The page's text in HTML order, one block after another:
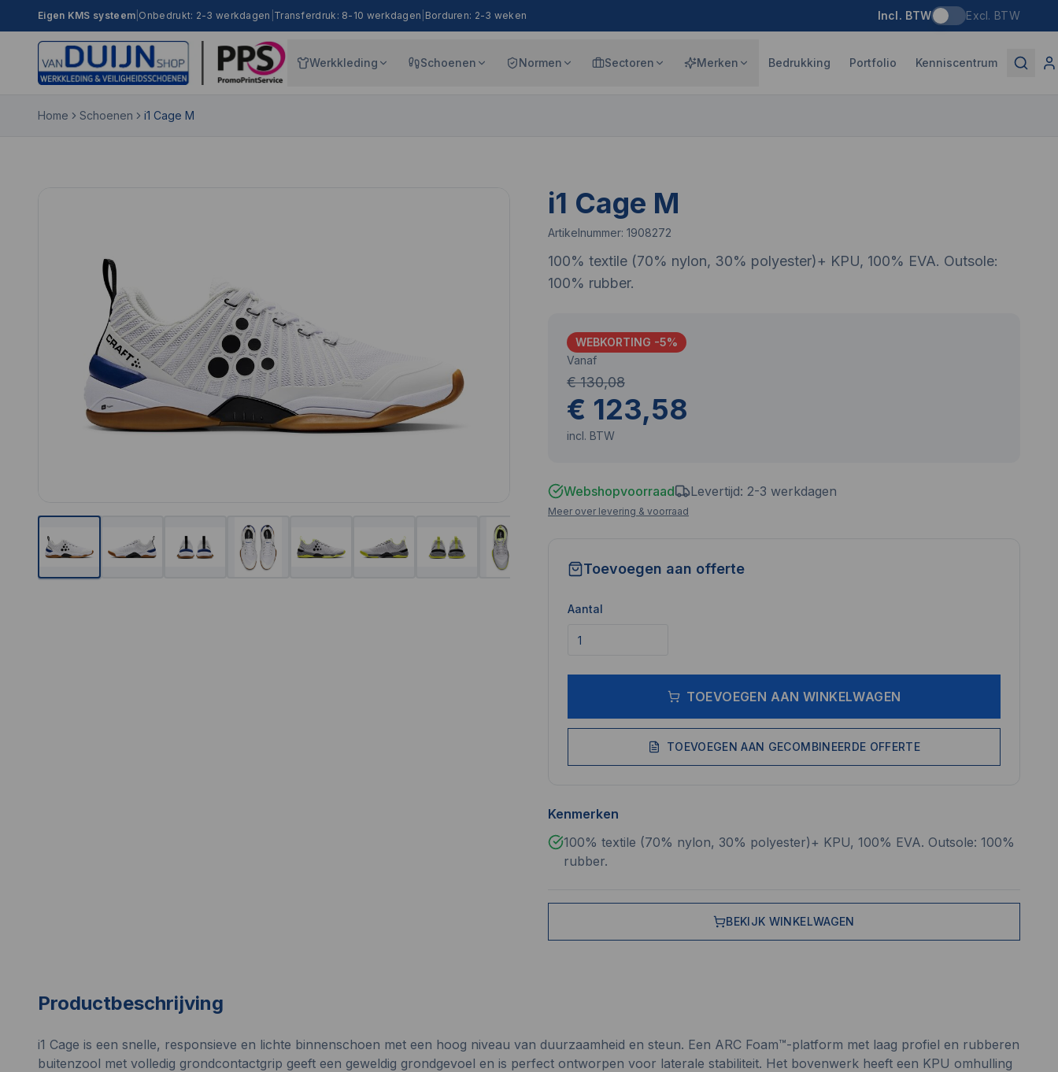
Eigen KMS systeem Onbedrukt: 2-3 werkdagen Transferdruk: 8-10 werkdagen Borduren: 2-3 weken Incl. BTW Excl. BTW
Werkkleding Schoenen Normen Sectoren Merken Bedrukking Portfolio Kenniscentrum
Home Schoenen i1 Cage M
i1 Cage M
Artikelnummer: 1908272
100% textile (70% nylon, 30% polyester)+ KPU, 100% EVA. Outsole:
100% rubber.
WEBKORTING -5%
Vanaf
€ 130,08
€ 123,58
incl. BTW
Webshopvoorraad Levertijd: 2-3 werkdagen
Meer over levering & voorraad
Toevoegen aan offerte
Aantal
TOEVOEGEN AAN WINKELWAGEN
TOEVOEGEN AAN GECOMBINEERDE OFFERTE
Kenmerken
100% textile (70% nylon, 30% polyester)+ KPU, 100% EVA. Outsole: 100%
rubber.
BEKIJK WINKELWAGEN
Productbeschrijving
i1 Cage is een snelle, responsieve en lichte binnenschoen met een hoog niveau van duurzaamheid en steun. Een ARC Foam™-platform met laag profiel en rubberen
buitenzool met volledig grondcontactgrip geeft een geweldig grondgevoel en is perfect ontworpen voor laterale stabiliteit. Het bovenwerk heeft een KPU omhulling